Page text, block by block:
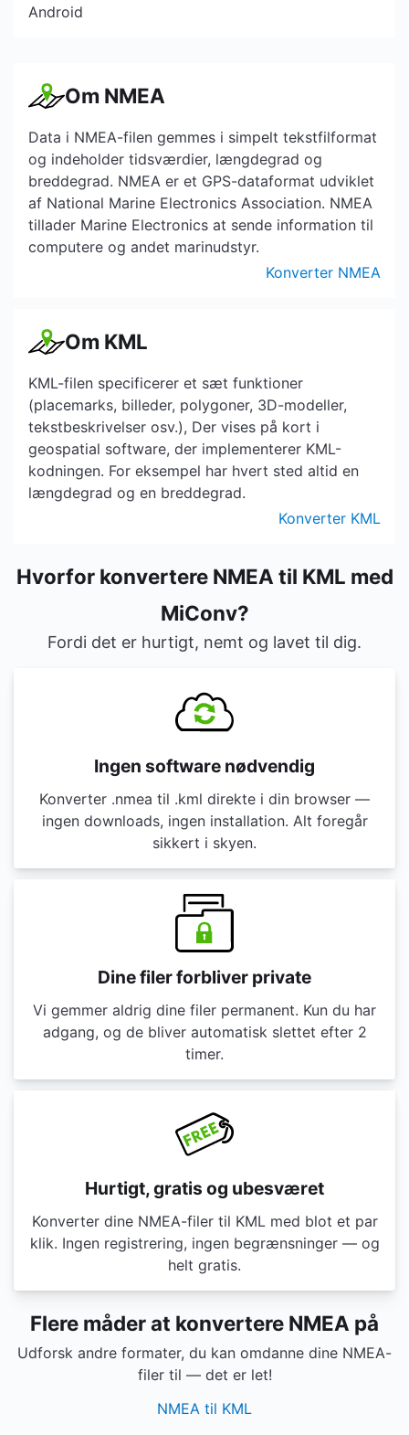
Android
Om NMEA
Data i NMEA-filen gemmes i simpelt tekstfilformat
og indeholder tidsværdier, længdegrad og
breddegrad. NMEA er et GPS-dataformat udviklet
af National Marine Electronics Association. NMEA
tillader Marine Electronics at sende information til
computere og andet marinudstyr.
Konverter NMEA
Om KML
KML-filen specificerer et sæt funktioner
(placemarks, billeder, polygoner, 3D-modeller,
tekstbeskrivelser osv.), Der vises på kort i
geospatial software, der implementerer KML-
kodningen. For eksempel har hvert sted altid en
længdegrad og en breddegrad.
Konverter KML
Hvorfor konvertere NMEA til KML med
MiConv?
Fordi det er hurtigt, nemt og lavet til dig.
Ingen software nødvendig
Konverter .nmea til .kml direkte i din browser —
ingen downloads, ingen installation. Alt foregår
sikkert i skyen.
Dine filer forbliver private
Vi gemmer aldrig dine filer permanent. Kun du har
adgang, og de bliver automatisk slettet efter 2
timer.
Hurtigt, gratis og ubesværet
Konverter dine NMEA-filer til KML med blot et par
klik. Ingen registrering, ingen begrænsninger — og
helt gratis.
Flere måder at konvertere NMEA på
Udforsk andre formater, du kan omdanne dine NMEA-
filer til — det er let!
NMEA til KML